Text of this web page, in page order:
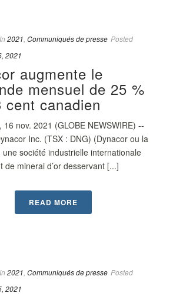
In 2021 Communiqués de presse Posted
2021
augmente le
mensuel de 25 %
cent canadien
16 nov. 2021 (GLOBE NEWSWIRE) --
Inc. (TSX : DNG) (Dynacor ou la
une société industrielle internationale
de minerai d’or desservant [...]
READ MORE
In 2021 Communiqués de presse Posted
2021